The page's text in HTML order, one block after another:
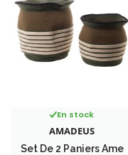
En stock
AMADEUS
Set De 2 Paniers Ame